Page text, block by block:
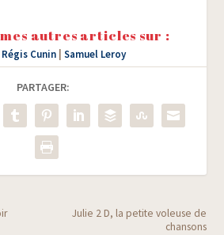
autres articles sur :
Régis Cunin| Samuel Leroy
PARTAGER:
Julie 2 D, la petite voleuse de
chansons